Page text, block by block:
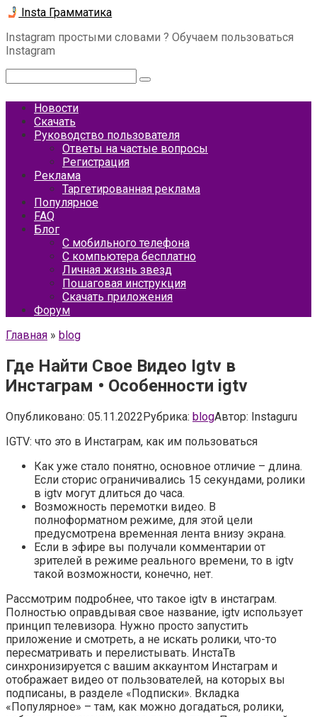
Перейти
контенту
Insta Грамматика
Instagram простыми словами ? Обучаем пользоваться
Instagram
Новости
Скачать
Руководство пользователя
Ответы на частые вопросы
Регистрация
Реклама
Таргетированная реклама
Популярное
FAQ
Блог
С мобильного телефона
С компьютера бесплатно
Личная жизнь звезд
Пошаговая инструкция
Скачать приложения
Форум
Главная » blog
Где Найти Свое Видео Igtv в
Инстаграм • Особенности igtv
Опубликовано: 05.11.2022Рубрика: blogАвтор: Instaguru
IGTV: что это в Инстаграм, как им пользоваться
Как уже стало понятно, основное отличие – длина.
Если сторис ограничивались 15 секундами, ролики
в igtv могут длиться до часа.
Возможность перемотки видео. В
полноформатном режиме, для этой цели
предусмотрена временная лента внизу экрана.
Если в эфире вы получали комментарии от
зрителей в режиме реального времени, то в igtv
такой возможности, конечно, нет.
Рассмотрим подробнее, что такое igtv в инстаграм.
Полностью оправдывая свое название, igtv использует
принцип телевизора. Нужно просто запустить
приложение и смотреть, а не искать ролики, что-то
пересматривать и перелистывать. ИнстаТв
синхронизируется с вашим аккаунтом Инстаграм и
отображает видео от пользователей, на которых вы
подписаны, в разделе «Подписки». Вкладка
«Популярное» – там, как можно догадаться, ролики,